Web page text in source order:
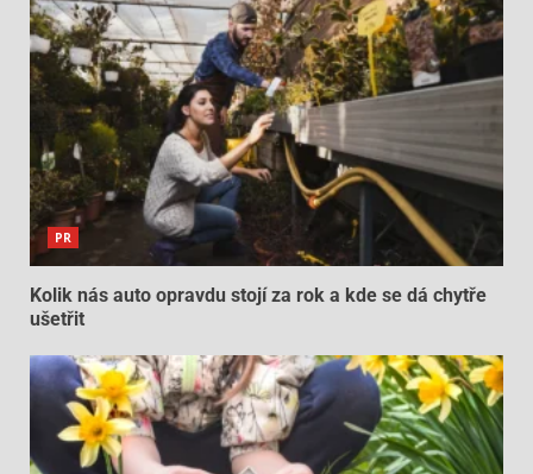
PR
Kolik nás auto opravdu stojí za rok a kde se dá chytře
ušetřit